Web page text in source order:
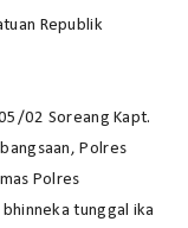
Republik
02 Soreang Kapt.
Polres
Polres
tunggal ika